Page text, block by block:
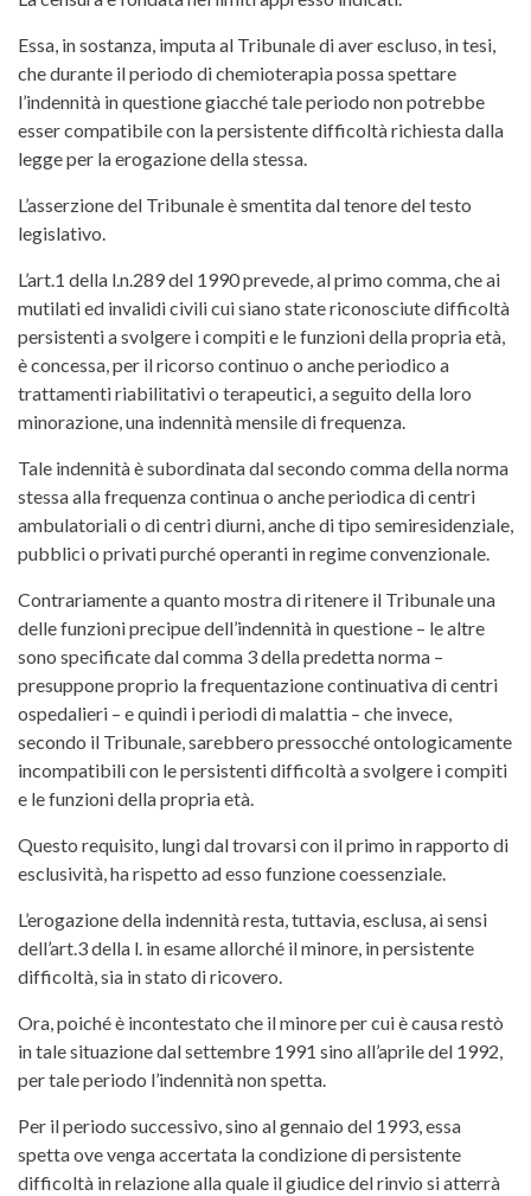
Essa, in sostanza, imputa al Tribunale di aver escluso, in tesi,
che durante il periodo di chemioterapia possa spettare
l’indennità in questione giacché tale periodo non potrebbe
esser compatibile con la persistente difficoltà richiesta dalla
legge per la erogazione della stessa.
L’asserzione del Tribunale è smentita dal tenore del testo
legislativo.
L’art.1 della l.n.289 del 1990 prevede, al primo comma, che ai
mutilati ed invalidi civili cui siano state riconosciute difficoltà
persistenti a svolgere i compiti e le funzioni della propria età,
è concessa, per il ricorso continuo o anche periodico a
trattamenti riabilitativi o terapeutici, a seguito della loro
minorazione, una indennità mensile di frequenza.
Tale indennità è subordinata dal secondo comma della norma
stessa alla frequenza continua o anche periodica di centri
ambulatoriali o di centri diurni, anche di tipo semiresidenziale,
pubblici o privati purché operanti in regime convenzionale.
Contrariamente a quanto mostra di ritenere il Tribunale una
delle funzioni precipue dell’indennità in questione – le altre
sono specificate dal comma 3 della predetta norma –
presuppone proprio la frequentazione continuativa di centri
ospedalieri – e quindi i periodi di malattia – che invece,
secondo il Tribunale, sarebbero pressocché ontologicamente
incompatibili con le persistenti difficoltà a svolgere i compiti
e le funzioni della propria età.
Questo requisito, lungi dal trovarsi con il primo in rapporto di
esclusività, ha rispetto ad esso funzione coessenziale.
L’erogazione della indennità resta, tuttavia, esclusa, ai sensi
dell’art.3 della l. in esame allorché il minore, in persistente
difficoltà, sia in stato di ricovero.
Ora, poiché è incontestato che il minore per cui è causa restò
in tale situazione dal settembre 1991 sino all’aprile del 1992,
per tale periodo l’indennità non spetta.
Per il periodo successivo, sino al gennaio del 1993, essa
spetta ove venga accertata la condizione di persistente
difficoltà in relazione alla quale il giudice del rinvio si atterrà